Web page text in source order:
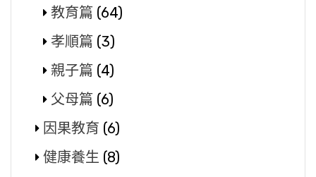
教育篇 (64)
孝順篇 (3)
親子篇 (4)
父母篇 (6)
因果教育 (6)
健康養生 (8)